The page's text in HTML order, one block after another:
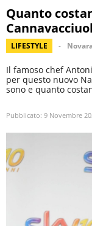
Quanto
LIFESTYLE
Il famoso chef
per questo nuovo
sono e quanto
Pubblicato: 9 Novembre